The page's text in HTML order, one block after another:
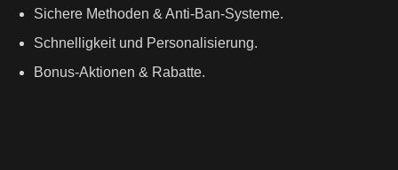
Sichere Methoden & Anti-Ban-Systeme.
Schnelligkeit und Personalisierung.
Bonus-Aktionen & Rabatte.